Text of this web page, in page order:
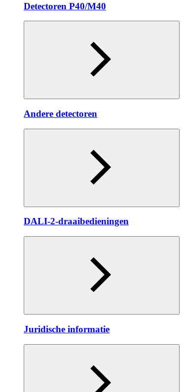
Detectoren P40/M40
Andere detectoren
DALI-2-draaibedieningen
Juridische informatie